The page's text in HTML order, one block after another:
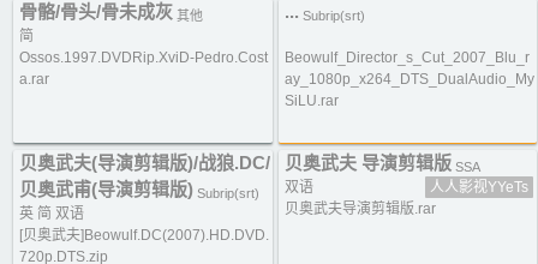
骨骼/骨头/骨未成灰 其他
简
Ossos.1997.DVDRip.XviD-Pedro.Cost
a.rar
... Subrip(srt)
Beowulf_Director_s_Cut_2007_Blu_r
ay_1080p_x264_DTS_DualAudio_My
SiLU.rar
贝奥武夫(导演剪辑版)/战狼.DC/
贝奥武甫(导演剪辑版) Subrip(srt)
英 简 双语
[贝奥武夫]Beowulf.DC(2007).HD.DVD.
720p.DTS.zip
贝奥武夫 导演剪辑版 SSA
双语
人人影视YYeTs
贝奥武夫导演剪辑版.rar